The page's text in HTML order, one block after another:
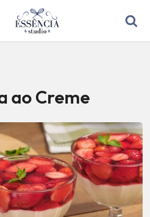
ao Creme